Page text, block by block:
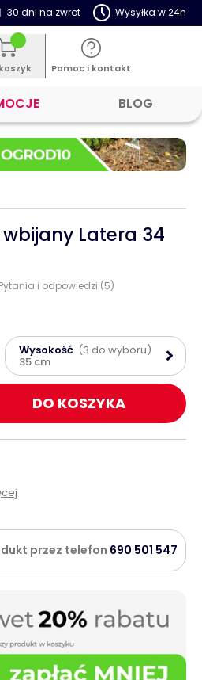
30 dni na zwrot Wysyłka w 24h
Pomoc i kontakt
BLOG
Latera 34
Pytania i odpowiedzi (5)
Wysokość (3 do wyboru)
35 cm
DO KOSZYKA
przez telefon 690 501 547